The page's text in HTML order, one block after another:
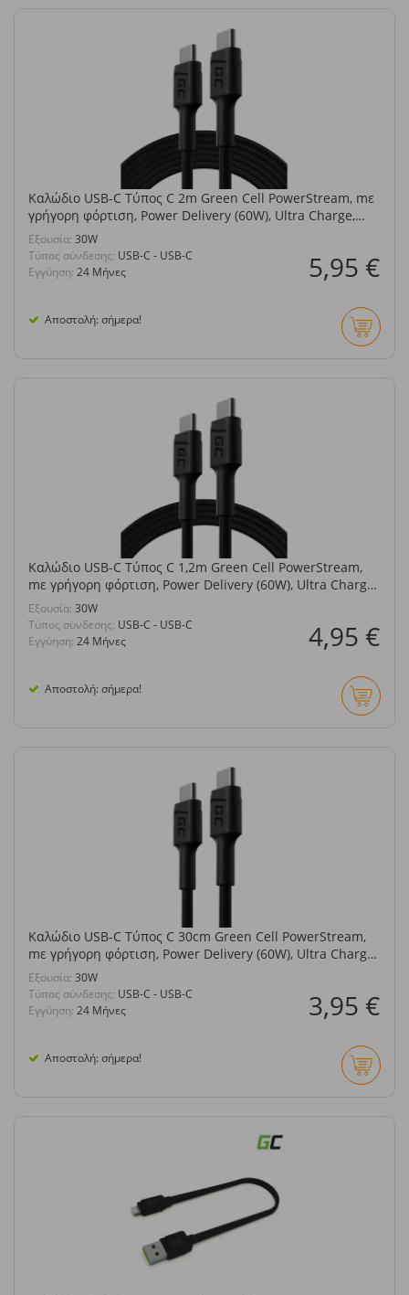
Καλώδιο USB-C Τύπος C 2m Green Cell PowerStream, mε
γρήγορη φόρτιση, Power Delivery (60W), Ultra Charge,
Quick Charge 3.0
Eξουσία: 30W
Τύπος σύνδεσης: USB-C - USB-C
Εγγύηση: 24 Μήνες 5,95 €
Αποστολή: σήμερα!
Καλώδιο USB-C Τύπος C 1,2m Green Cell PowerStream,
mε γρήγορη φόρτιση, Power Delivery (60W), Ultra Charge,
Quick Charge 3.0
Eξουσία: 30W
Τύπος σύνδεσης: USB-C - USB-C
Εγγύηση: 24 Μήνες 4,95 €
Αποστολή: σήμερα!
Καλώδιο USB-C Τύπος C 30cm Green Cell PowerStream,
mε γρήγορη φόρτιση, Power Delivery (60W), Ultra Charge,
Quick Charge 3.0
Eξουσία: 30W
Τύπος σύνδεσης: USB-C - USB-C
Εγγύηση: 24 Μήνες 3,95 €
Αποστολή: σήμερα!